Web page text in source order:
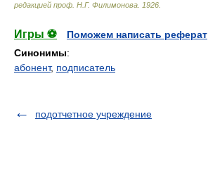
редакцией проф. Н.Г. Филимонова 1926
Игры ⚽
Поможем написать реферат
Синонимы:
абонент, подписатель
подотчетное учреждение